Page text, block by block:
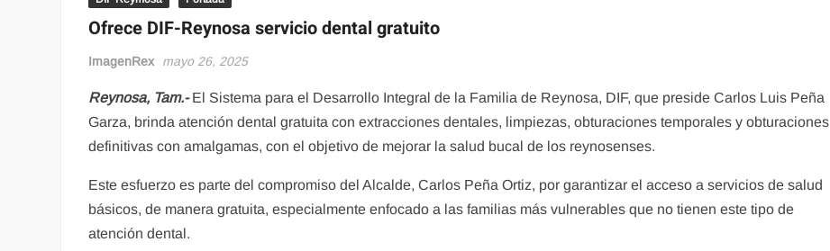
Ofrece DIF-Reynosa servicio dental gratuito
ImagenRex mayo 26, 2025
Reynosa, Tam.-El Sistema para el Desarrollo Integral de la Familia de Reynosa, DIF, que preside Carlos Luis Peña
Garza, brinda atención dental gratuita con extracciones dentales, limpiezas, obturaciones temporales y obturaciones
definitivas con amalgamas, con el objetivo de mejorar la salud bucal de los reynosenses.
Este esfuerzo es parte del compromiso del Alcalde, Carlos Peña Ortiz, por garantizar el acceso a servicios de salud
básicos, de manera gratuita, especialmente enfocado a las familias más vulnerables que no tienen este tipo de
atención dental.